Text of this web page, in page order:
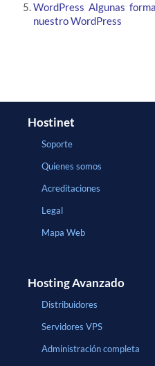
WordPress Algunas
nuestro WordPress
Hostinet
Soporte
Quienes somos
Acreditaciones
Legal
Mapa Web
Hosting Avanzado
Distribuidores
Servidores VPS
Administración completa